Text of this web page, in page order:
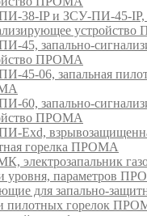
38-IP и ЗСУ-ПИ-45-IP,
45, запально-
ПРОМА
45-06, запальная
60, запально-
ПРОМА
Exd,
горелка ПРОМА
электрозапальник
уровня, параметров
для запально-
пилотных горелок